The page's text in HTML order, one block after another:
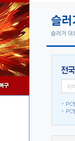
업데이트
이벤트
지